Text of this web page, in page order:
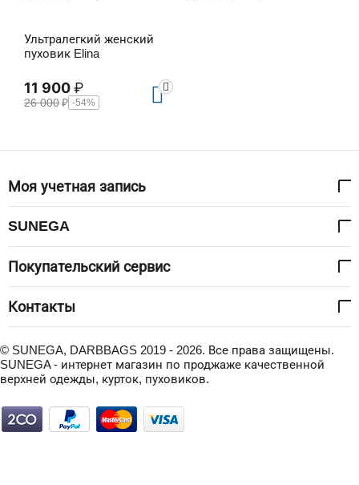
Ультралегкий женский
пуховик Elina
11 900₽
26 000₽ -54%
Моя учетная запись
SUNEGA
Покупательский сервис
Контакты
© SUNEGA, DARBBAGS 2019 - 2026. Все права защищены.
SUNEGA - интернет магазин по проджаже качественной
верхней одежды, курток, пуховиков.